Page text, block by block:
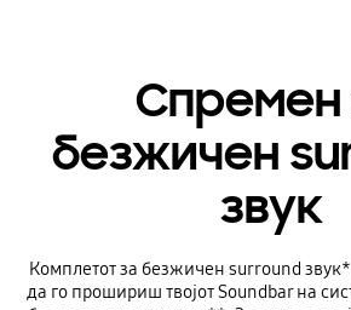
Спремен
безжичен
звук
Комплетот за безжичен surround
да го прошириш твојот Soundbar на